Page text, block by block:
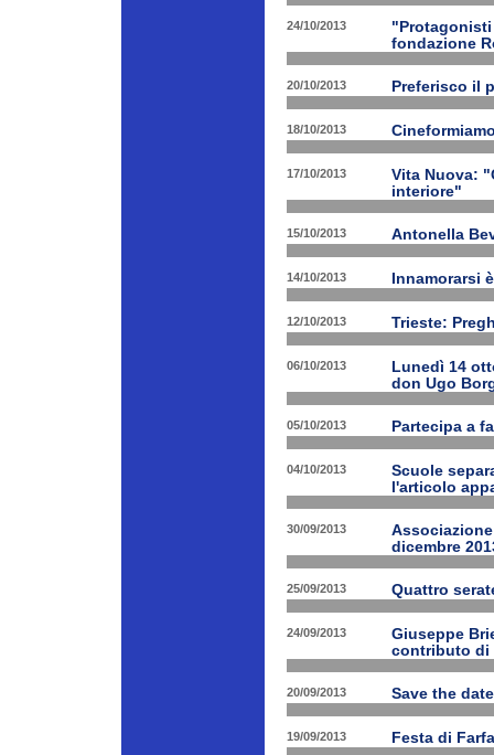
24/10/2013
fondazione
20/10/2013 Preferisco il
18/10/2013
17/10/2013
Vita Nuova:
interiore"
15/10/2013 Antonella
14/10/2013 Innamorarsi
12/10/2013 Trieste:
06/10/2013
Lunedì 14
don Ugo
05/10/2013 Partecipa a
04/10/2013
Scuole
l'articolo
30/09/2013
dicembre
25/09/2013 Quattro
24/09/2013
Giuseppe
contributo di
20/09/2013 Save the
19/09/2013 Festa di